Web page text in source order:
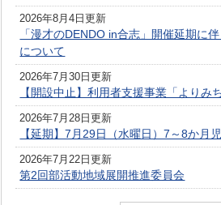
2026年8月4日更新
「漫才のDENDO in合志」開催延期に
について
2026年7月30日更新
【開設中止】利用者支援事業「よりみ
2026年7月28日更新
【延期】7月29日（水曜日）7～8か月
2026年7月22日更新
第2回部活動地域展開推進委員会